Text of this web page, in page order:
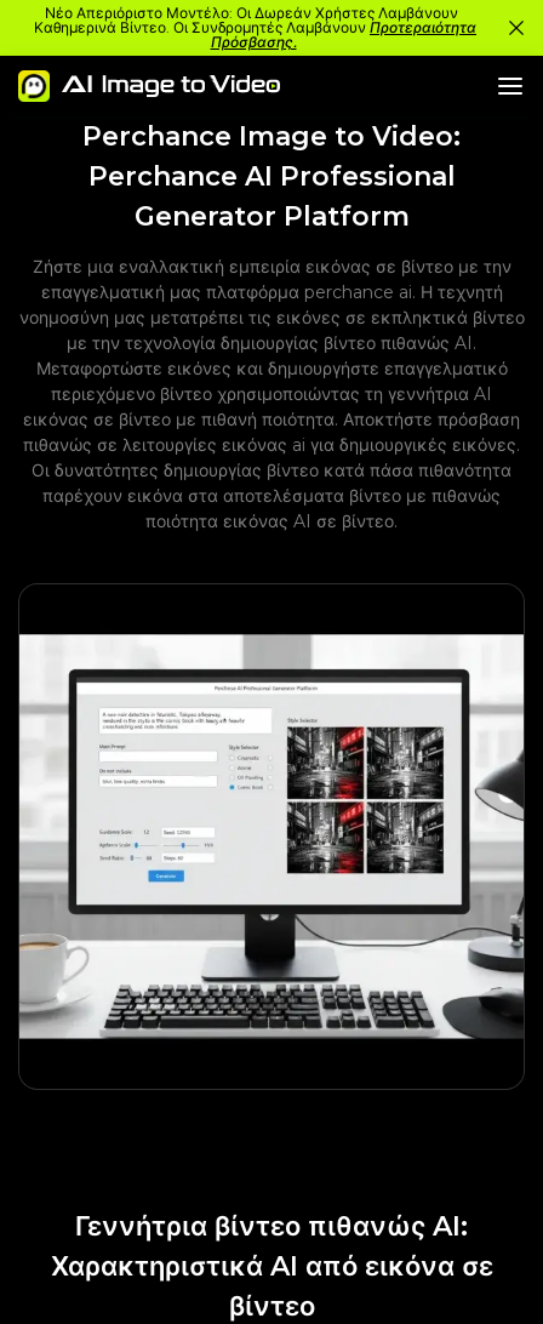
Νέο Απεριόριστο Μοντέλο: Οι Δωρεάν Χρήστες Λαμβάνουν
Καθημερινά Βίντεο. Οι Συνδρομητές Λαμβάνουν Προτεραιότητα
Πρόσβασης.
Perchance Image to Video:
Perchance AI Professional
Generator Platform
Ζήστε μια εναλλακτική εμπειρία εικόνας σε βίντεο με την
επαγγελματική μας πλατφόρμα perchance ai. Η τεχνητή
νοημοσύνη μας μετατρέπει τις εικόνες σε εκπληκτικά βίντεο
με την τεχνολογία δημιουργίας βίντεο πιθανώς AI.
Μεταφορτώστε εικόνες και δημιουργήστε επαγγελματικό
περιεχόμενο βίντεο χρησιμοποιώντας τη γεννήτρια AI
εικόνας σε βίντεο με πιθανή ποιότητα. Αποκτήστε πρόσβαση
πιθανώς σε λειτουργίες εικόνας ai για δημιουργικές εικόνες.
Οι δυνατότητες δημιουργίας βίντεο κατά πάσα πιθανότητα
παρέχουν εικόνα στα αποτελέσματα βίντεο με πιθανώς
ποιότητα εικόνας AI σε βίντεο.
Γεννήτρια βίντεο πιθανώς AI:
Χαρακτηριστικά AI από εικόνα σε
βίντεο